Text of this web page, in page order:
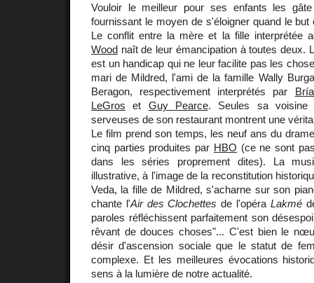
Vouloir le meilleur pour ses enfants les
fournissant le moyen de s'éloigner quand le
Le conflit entre la mère et la fille interprétée
Wood naît de leur émancipation à toutes deux.
est un handicap qui ne leur facilite pas les
mari de Mildred, l'ami de la famille Wally
Beragon, respectivement interprétés par
LeGros et Guy Pearce. Seules sa voisine
serveuses de son restaurant montrent une
Le film prend son temps, les neuf ans du
cinq parties produites par HBO (ce ne sont
dans les séries proprement dites). La
illustrative, à l'image de la reconstitution
Veda, la fille de Mildred, s'acharne sur son
chante l'Air des Clochettes de l'opéra Lakmé
paroles réfléchissent parfaitement son
rêvant de douces choses"... C'est bien le
désir d'ascension sociale que le statut de
complexe. Et les meilleures évocations
sens à la lumière de notre actualité.